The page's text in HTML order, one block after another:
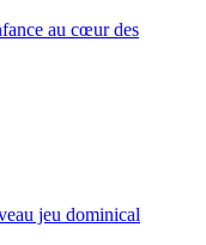
au cœur des
jeu dominical